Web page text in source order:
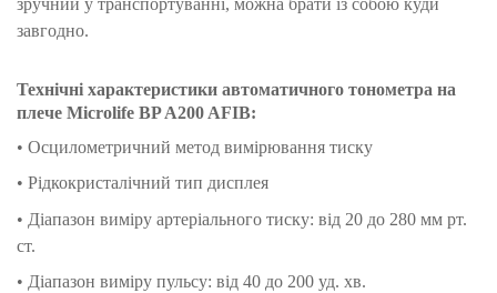
завгодно.
Технічні характеристики автоматичного тонометра на
плече Microlife BP A200 AFIB:
• Осцилометричний метод вимірювання тиску
• Рідкокристалічний тип дисплея
• Діапазон виміру артеріального тиску: від 20 до 280 мм рт.
ст.
• Діапазон виміру пульсу: від 40 до 200 уд. хв.